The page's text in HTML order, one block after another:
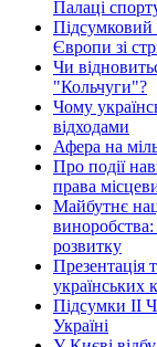
Палаці
Підсумковий
Європи зі
Чи
"Кольчуги"?
Чому
відходами
Афера на
Про події
права
Майбутнє
розвитку
Презентація
українських
Підсумки ІІ
Україні